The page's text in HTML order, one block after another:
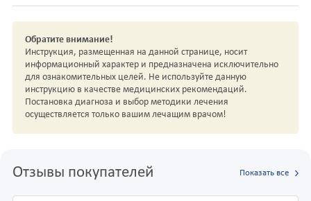
Обратите внимание!
Инструкция, размещенная на данной странице, носит
информационный характер и предназначена исключительно
для ознакомительных целей. Не используйте данную
инструкцию в качестве медицинских рекомендаций.
Постановка диагноза и выбор методики лечения
осуществляется только вашим лечащим врачом!
Отзывы покупателей Показать все